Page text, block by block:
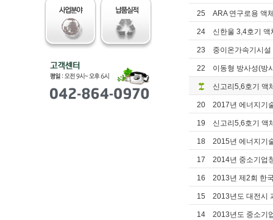
25 ARA 연구로용 액
24 신한울 3,4호기
23 중이온가속기시
22 이동형 방사성(방
신고리5,6호기 액
20 2017년 에너지기
19 신고리5,6호기 액
18 2015년 에너지기
17 2014년 중소기업
16 2013년 제2회 한
15 2013년도 대전시
14 2013년도 중소기